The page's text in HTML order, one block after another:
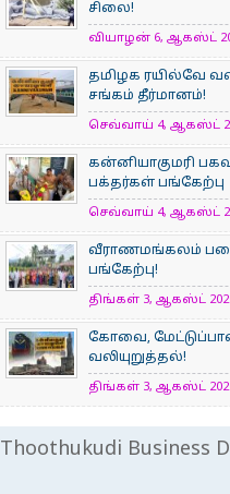
சிலை!
வியாழன் 6, ஆகஸ்ட்
தமிழக ரயில்வே
சங்கம் தீர்மானம்!
செவ்வாய் 4, ஆகஸ்ட்
கன்னியாகுமரி
பக்தர்கள் பங்கேற்பு
செவ்வாய் 4, ஆகஸ்ட்
வீராணமங்கலம்
பங்கேற்பு!
திங்கள் 3, ஆகஸ்ட் 2026
கோவை,
வலியுறுத்தல்!
திங்கள் 3, ஆகஸ்ட் 2026
Thoothukudi Business